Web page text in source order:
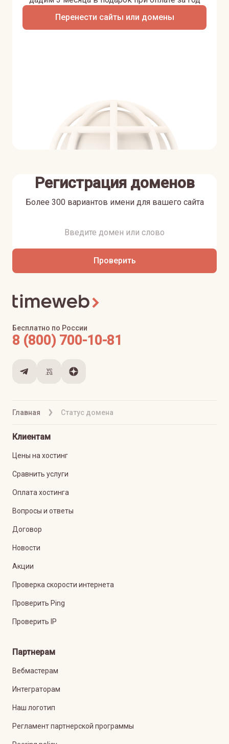
Перенести сайты или домены
Регистрация доменов
Более 300 вариантов имени для вашего сайта
Проверить
Главная Статус домена
Бесплатно по России
8 (800) 700-10-81
Клиентам
Цены на хостинг
Сравнить услуги
Оплата хостинга
Вопросы и ответы
Договор
Новости
Акции
Проверка скорости интернета
Проверить Ping
Проверить IP
Партнерам
Вебмастерам
Интеграторам
Наш логотип
Регламент партнерской программы